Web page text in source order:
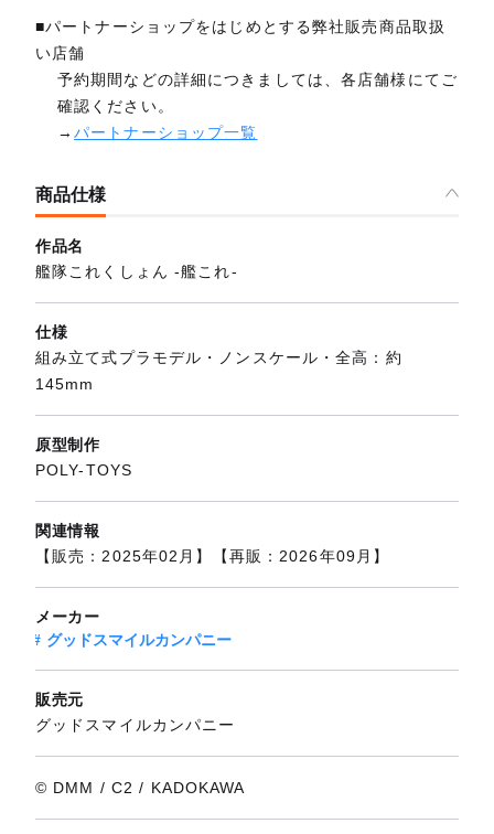
■パートナーショップをはじめとする弊社販売商品取扱
い店舗
予約期間などの詳細につきましては、各店舗様にてご
確認ください。
→パートナーショップ一覧
商品仕様
作品名
艦隊これくしょん ‐艦これ‐
仕様
組み立て式プラモデル・ノンスケール・全高：約
145mm
原型制作
POLY-TOYS
関連情報
【販売：2025年02月】【再販：2026年09月】
メーカー
グッドスマイルカンパニー
販売元
グッドスマイルカンパニー
© DMM / C2 / KADOKAWA